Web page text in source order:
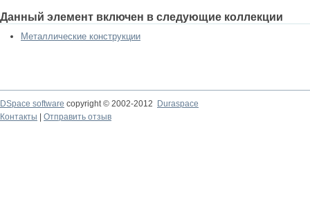
Данный элемент включен в следующие коллекции
Металлические конструкции
DSpace software copyright © 2002-2012
Duraspace
Контакты
Отправить отзыв